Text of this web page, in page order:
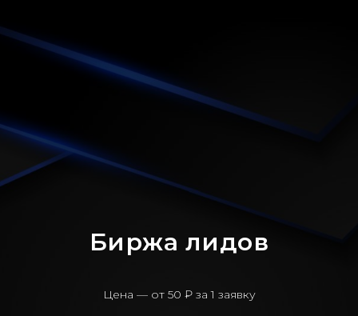
Биржа лидов
Цена — от 50 ₽ за 1 заявку